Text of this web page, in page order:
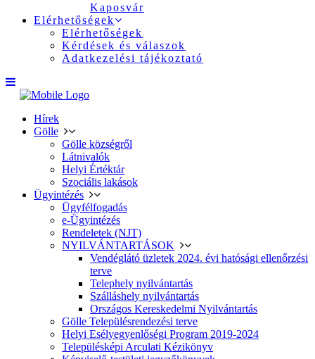
Kaposvár
Elérhetőségek
Elérhetőségek
Kérdések és válaszok
Adatkezelési tájékoztató
Hírek
Gölle
Gölle községről
Látnivalók
Helyi Értéktár
Szociális lakások
Ügyintézés
Ügyfélfogadás
e-Ügyintézés
Rendeletek (NJT)
NYILVÁNTARTÁSOK
Vendéglátó üzletek 2024. évi hatósági ellenőrzési
terve
Telephely nyilvántartás
Szálláshely nyilvántartás
Országos Kereskedelmi Nyilvántartás
Gölle Településrendezési terve
Helyi Esélyegyenlőségi Program 2019-2024
Településképi Arculati Kézikönyv